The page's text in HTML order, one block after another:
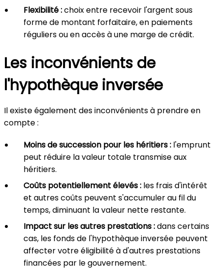
Flexibilité :choix entre recevoir l'argent sous
forme de montant forfaitaire, en paiements
réguliers ou en accès à une marge de crédit.
Les inconvénients de
l'hypothèque inversée
Il existe également des inconvénients à prendre en
compte :
Moins de succession pour les héritiers : l'emprunt
peut réduire la valeur totale transmise aux
héritiers.
Coûts potentiellement élevés : les frais d'intérêt
et autres coûts peuvent s'accumuler au fil du
temps, diminuant la valeur nette restante.
Impact sur les autres prestations :dans certains
cas, les fonds de l'hypothèque inversée peuvent
affecter votre éligibilité à d'autres prestations
financées par le gouvernement.